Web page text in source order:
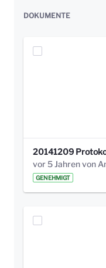
DOKUMENTE
GENEHMIGT